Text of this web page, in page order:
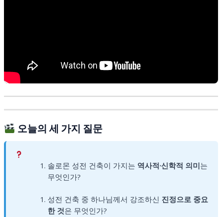
오늘의 세 가지 질문
솔로몬 성전 건축이 가지는 역사적·신학적 의미는
무엇인가?
성전 건축 중 하나님께서 강조하신 진정으로 중요
한 것은 무엇인가?